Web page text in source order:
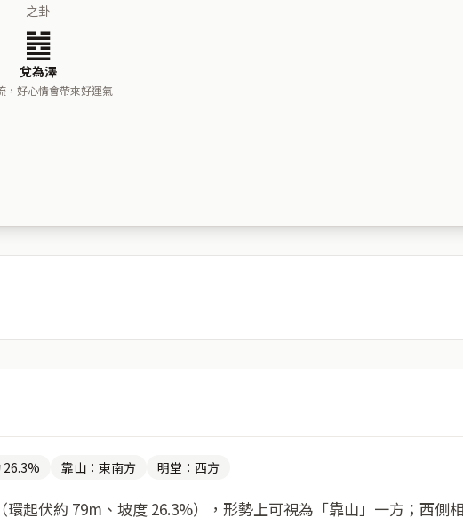
之卦
䷹
兌為澤
，好心情會帶來好運氣
26.3% 靠山：東南方 明堂：西方
起伏約 79m、坡度 26.3%），形勢上可視為「靠山」一方；西側